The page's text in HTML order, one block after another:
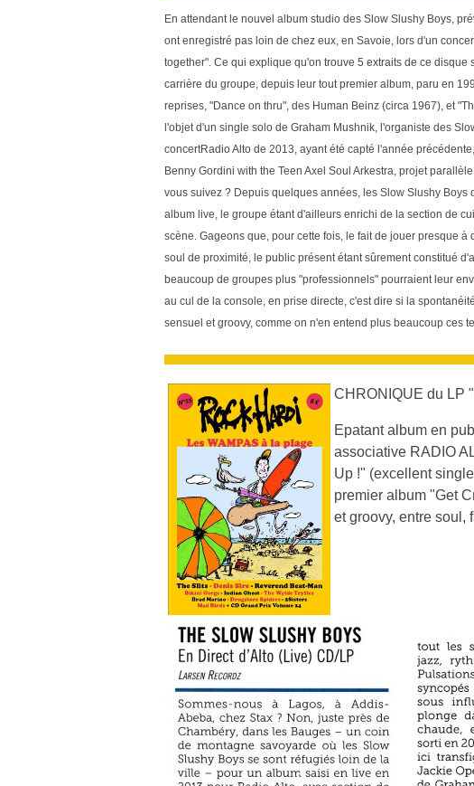
En attendant le nouvel album studio des Slow Slushy Boys,
ont enregistré pas loin de chez eux, en Savoie, lors d'un
together". Ce qui explique qu'on trouve 5 extraits de ce
carrière du groupe, depuis leur tout premier album, paru en
reprises, "Dance on thru", des Human Beinz (circa 1967), et
l'objet d'un single solo de Graham Mushnik, l'organiste des
concertRadio Alto de 2013, ayant été capté l'année
Benny Gordini with the Teen Axel Soul Arkestra, projet
vous suivez ? Depuis quelques années, les Slow Slushy
album live, le groupe étant d'ailleurs enrichi de la section de
scène. Gageons que, pour cette fois, le fait de jouer presque
soul de proximité, le public présent étant sûrement constitué
beaucoup de groupes plus "professionnels" pourraient leur
au cul de la console, en prise directe, c'est dire si la
sensuel et groovy, comme on n'en entend plus beaucoup ces
CHRONIQUE du LP
Epatant album en
associative RADIO
Up !" (excellent
premier album "Get
et groovy, entre soul,